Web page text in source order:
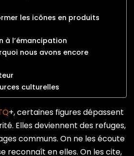
les icônes en produits
à l’émancipation
nous avons encore
culturelles
+, certaines figures dépassent
Elles deviennent des refuges,
communs. On ne les écoute
reconnaît en elles. On les cite,